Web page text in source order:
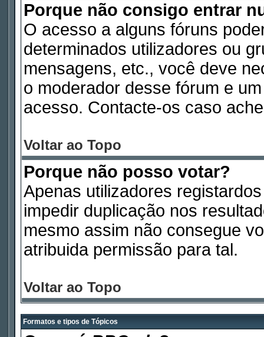
Porque não consigo entrar
O acesso a alguns fóruns
determinados utilizadores ou
mensagens, etc., você deve
o moderador desse fórum e
acesso. Contacte-os caso
Voltar ao Topo
Porque não posso votar?
Apenas utilizadores
impedir duplicação nos
mesmo assim não consegue
atribuida permissão para tal.
Voltar ao Topo
Formatos e tipos de Tópicos